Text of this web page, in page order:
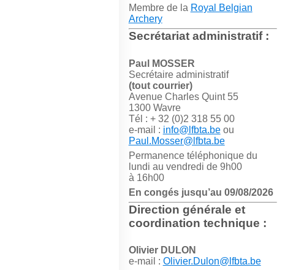
Membre de la Royal Belgian
Archery
Secrétariat administratif :
Paul MOSSER
Secrétaire administratif
(tout courrier)
Avenue Charles Quint 55
1300 Wavre
Tél : + 32 (0)2 318 55 00
e-mail : info@lfbta.beou
Paul.Mosser@lfbta.be
Permanence téléphonique du
lundi au vendredi de 9h00
à 16h00
En congés jusqu’au 09/08/2026
Direction générale et
coordination technique :
Olivier DULON
e-mail : Olivier.Dulon@lfbta.be